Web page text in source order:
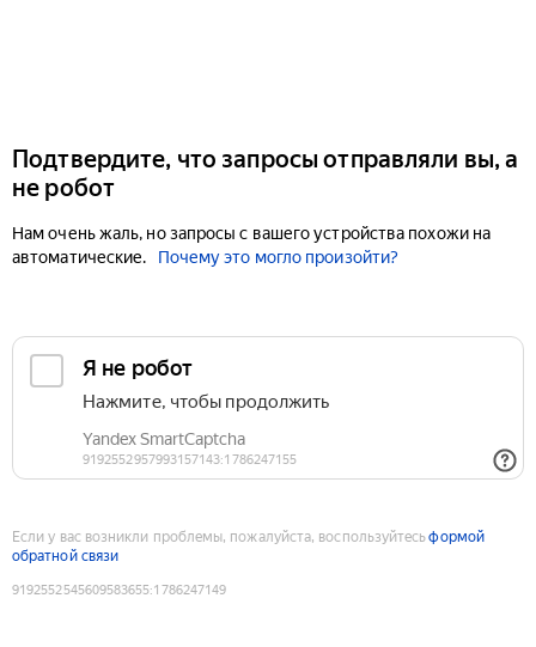
Подтвердите, что запросы отправляли вы, а
не робот
Нам очень жаль, но запросы с вашего устройства похожи на
автоматические.
Почему это могло произойти?
Если у вас возникли проблемы, пожалуйста, воспользуйтесьформой
обратной связи
9192552545609583655:1786247149